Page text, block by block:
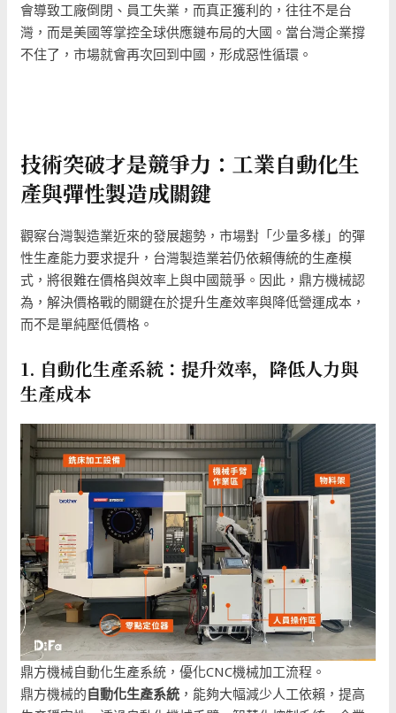
會導致工廠倒閉、員工失業，而真正獲利的，往往不是台
灣，而是美國等掌控全球供應鏈布局的大國。當台灣企業撐
不住了，市場就會再次回到中國，形成惡性循環。
技術突破才是競爭力：工業自動化生
產與彈性製造成關鍵
觀察台灣製造業近來的發展趨勢，市場對「少量多樣」的彈
性生產能力要求提升，台灣製造業若仍依賴傳統的生產模
式，將很難在價格與效率上與中國競爭。因此，鼎方機械認
為，解決價格戰的關鍵在於提升生產效率與降低營運成本，
而不是單純壓低價格。
1. 自動化生產系統：提升效率，降低人力與
生產成本
鼎方機械自動化生產系統，優化CNC機械加工流程。
鼎方機械的自動化生產系統 ，能夠大幅減少人工依賴，提高